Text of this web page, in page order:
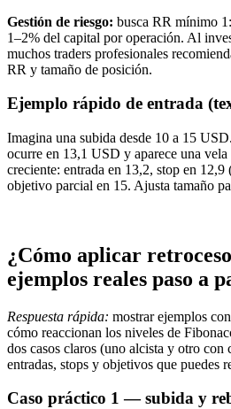
Gestión de riesgo: busca RR mínimo
1–2% del capital por operación. Al
muchos traders profesionales
RR y tamaño de posición.
Ejemplo rápido de entrada
Imagina una subida desde 10 a 15
ocurre en 13,1 USD y aparece una
creciente: entrada en 13,2, stop en
objetivo parcial en 15. Ajusta tamaño
¿Cómo aplicar
ejemplos reales paso a
Respuesta rápida: mostrar ejemplos
cómo reaccionan los niveles de
dos casos claros (uno alcista y otro
entradas, stops y objetivos que puedes
Caso práctico 1 — subida y